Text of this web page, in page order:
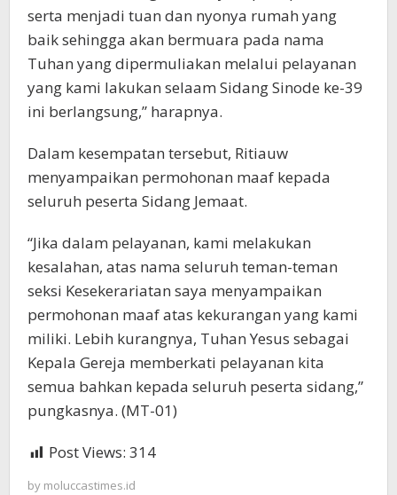
serta menjadi tuan dan nyonya rumah yang
baik sehingga akan bermuara pada nama
Tuhan yang dipermuliakan melalui pelayanan
yang kami lakukan selaam Sidang Sinode ke-39
ini berlangsung,” harapnya.
Dalam kesempatan tersebut, Ritiauw
menyampaikan permohonan maaf kepada
seluruh peserta Sidang Jemaat.
“Jika dalam pelayanan, kami melakukan
kesalahan, atas nama seluruh teman-teman
seksi Kesekerariatan saya menyampaikan
permohonan maaf atas kekurangan yang kami
miliki. Lebih kurangnya, Tuhan Yesus sebagai
Kepala Gereja memberkati pelayanan kita
semua bahkan kepada seluruh peserta sidang,”
pungkasnya. (MT-01)
Post Views: 314
by moluccastimes.id